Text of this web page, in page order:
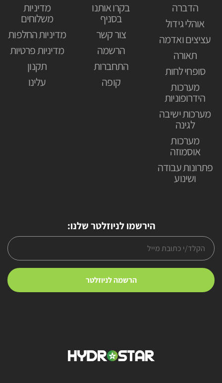
הדברה
אוהלי גידול
עציצים ואדמה
תאורה
סופחי לחות
מערכות
הידרופוניות
מערכות ישיבה
לגינה
מערכות
אוסמוזה
פתרונות עבודה
ושינוע
בקרו אותנו
בסניף
צור קשר
הרשמה
התחברות
קופה
מדיניות
משלוחים
מדיניות החלפות
מדיניות פרטיות
תקנון
עלינו
הירשמו לניוזלטר שלנו: